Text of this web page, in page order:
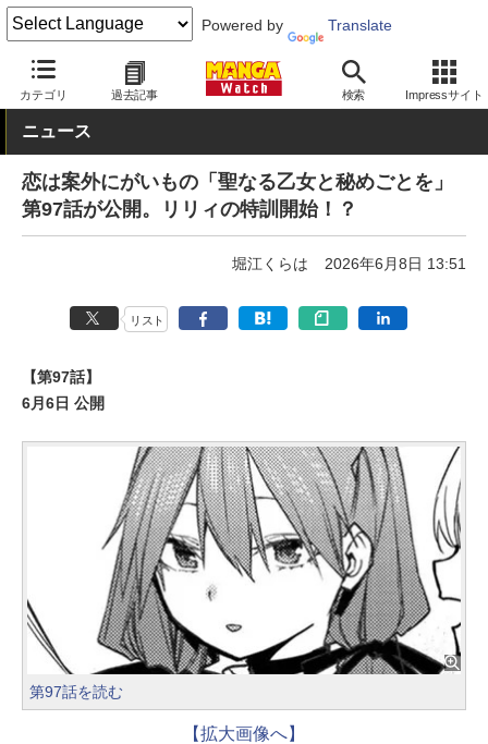
Powered by Translate
カテゴリ 過去記事 検索 Impressサイト
MANGA Watch Web/アプリ ヤンマガWeb
ニュース
恋は案外にがいもの「聖なる乙女と秘めごとを」
第97話が公開。リリィの特訓開始！？
堀江くらは 2026年6月8日 13:51
リスト
【第97話】
6月6日 公開
第97話を読む
【拡大画像へ】